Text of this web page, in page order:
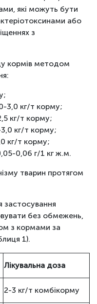
які можуть бути
або
з
кормів методом
3,0 кг/т корму;
кг/т корму;
кг/т корму;
кг/т корму;
0,06 г/1 кг ж.м.
тварин протягом
застосування
без обмежень,
з кормами за
1).
Лікувальна доза
2-3 кг/т комбікорму